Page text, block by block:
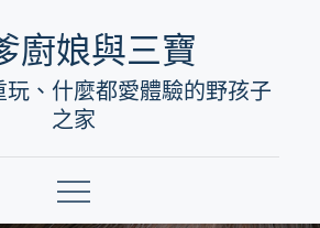
廚娘與三寶
、什麼都愛體驗的野孩子
之家